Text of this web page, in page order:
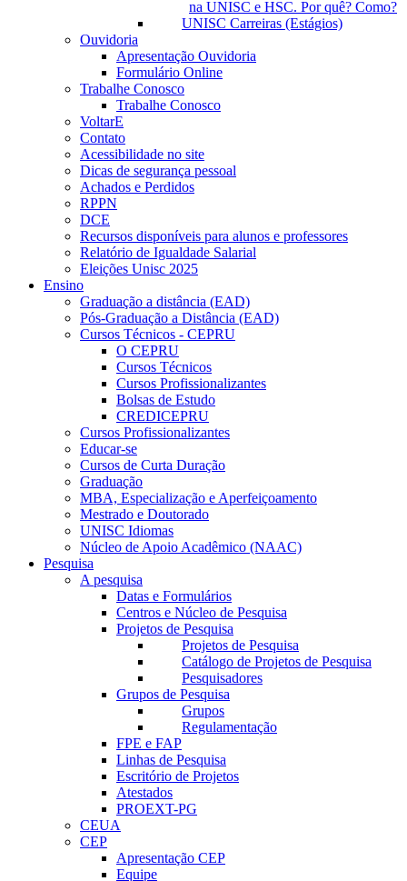
na UNISC e HSC. Por quê? Como?
UNISC Carreiras (Estágios)
Ouvidoria
Apresentação Ouvidoria
Formulário Online
Trabalhe Conosco
Trabalhe Conosco
VoltarE
Contato
Acessibilidade no site
Dicas de segurança pessoal
Achados e Perdidos
RPPN
DCE
Recursos disponíveis para alunos e professores
Relatório de Igualdade Salarial
Eleições Unisc 2025
Ensino
Graduação a distância (EAD)
Pós-Graduação a Distância (EAD)
Cursos Técnicos - CEPRU
O CEPRU
Cursos Técnicos
Cursos Profissionalizantes
Bolsas de Estudo
CREDICEPRU
Cursos Profissionalizantes
Educar-se
Cursos de Curta Duração
Graduação
MBA, Especialização e Aperfeiçoamento
Mestrado e Doutorado
UNISC Idiomas
Núcleo de Apoio Acadêmico (NAAC)
Pesquisa
A pesquisa
Datas e Formulários
Centros e Núcleo de Pesquisa
Projetos de Pesquisa
Projetos de Pesquisa
Catálogo de Projetos de Pesquisa
Pesquisadores
Grupos de Pesquisa
Grupos
Regulamentação
FPE e FAP
Linhas de Pesquisa
Escritório de Projetos
Atestados
PROEXT-PG
CEUA
CEP
Apresentação CEP
Equipe